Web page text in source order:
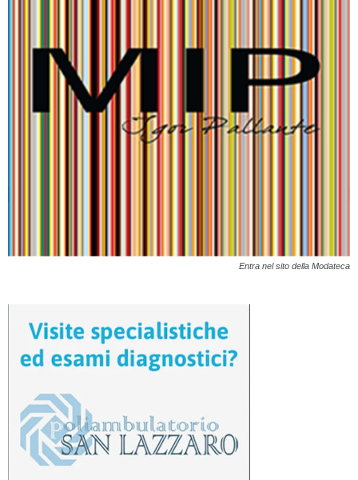
Entra nel sito della Modateca